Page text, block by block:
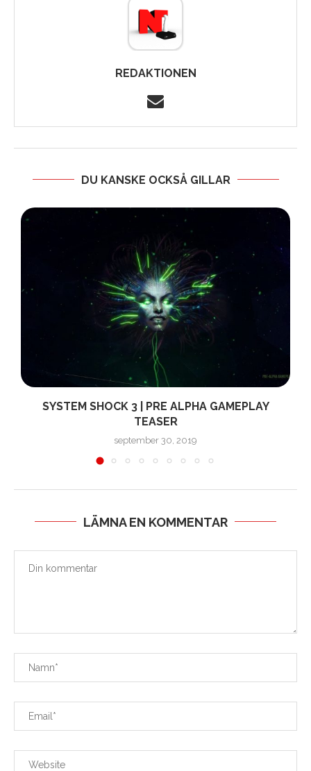
REDAKTIONEN
DU KANSKE OCKSÅ GILLAR
SYSTEM SHOCK 3 | PRE ALPHA GAMEPLAY
TEASER
september 30, 2019
LÄMNA EN KOMMENTAR